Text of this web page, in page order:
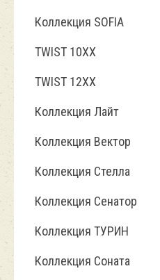
Коллекция SOFIA
TWIST 10ХХ
TWIST 12XX
Коллекция Лайт
Коллекция Вектор
Коллекция Стелла
Коллекция Сенатор
Коллекция ТУРИН
Коллекция Соната